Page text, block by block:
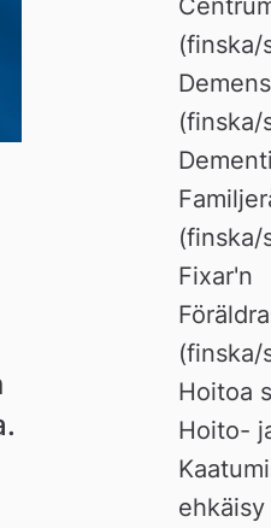
(finska/
(finska/
(finska/
Fixar'n
(finska/
Hoitoa
Hoito-
ehkäisy